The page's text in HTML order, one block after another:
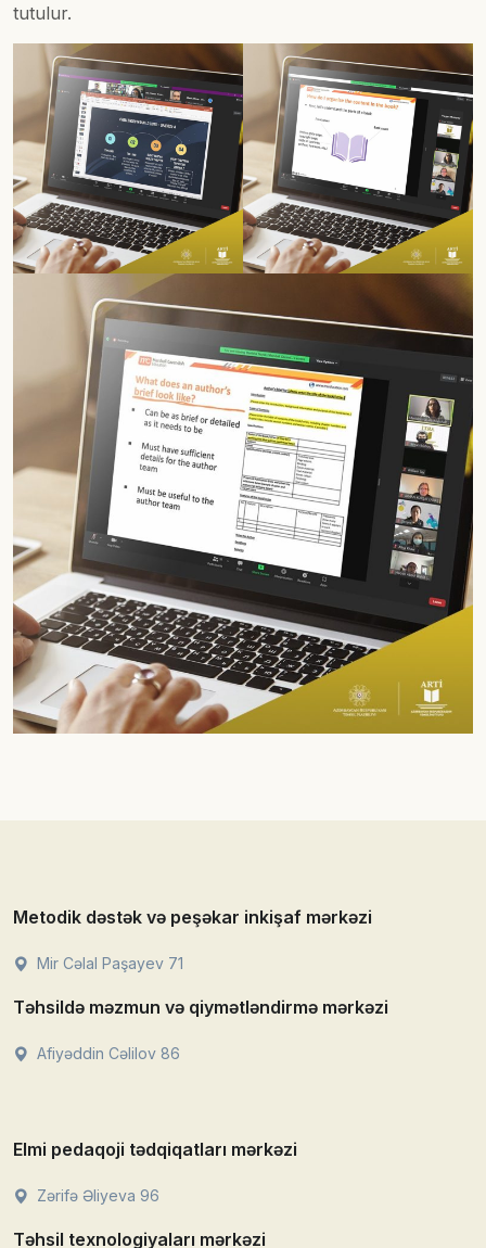
tutulur.
Metodik dəstək və peşəkar inkişaf mərkəzi
Mir Cəlal Paşayev 71
Təhsildə məzmun və qiymətləndirmə mərkəzi
Afiyəddin Cəlilov 86
Elmi pedaqoji tədqiqatları mərkəzi
Zərifə Əliyeva 96
Təhsil texnologiyaları mərkəzi